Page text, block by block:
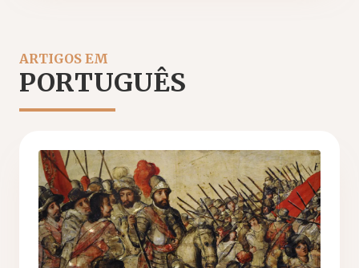
ARTIGOS EM
PORTUGUÊS